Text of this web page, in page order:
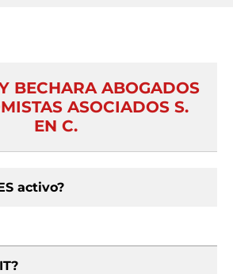
BECHARA ABOGADOS
ASOCIADOS S.
EN C.
activo?